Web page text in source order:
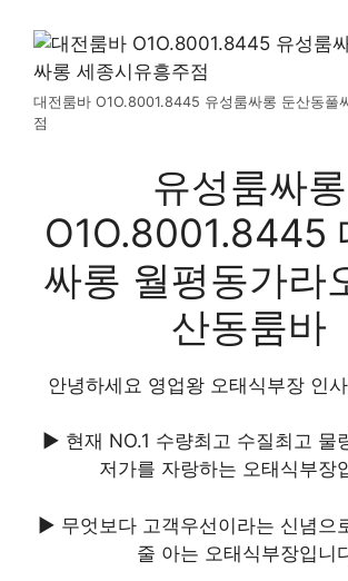
대전룸바 O1O.8001.8445 유성룸싸롱 둔산동풀
점
유성룸싸롱
O1O.8001.8445
싸롱 월평동가라
산동룸바
안녕하세요 영업왕 오태식부장 인
▶ 현재 NO.1 수량최고 수질최고 물
저가를 자랑하는 오태식부장
▶ 무엇보다 고객우선이라는 신념으
줄 아는 오태식부장입니